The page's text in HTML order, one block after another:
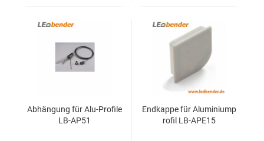
Abhängung für Alu-Profile
LB-AP51
Endkappe für Aluminiump
rofil LB-APE15